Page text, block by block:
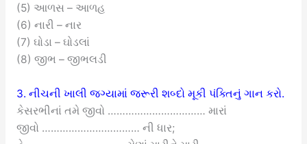
(5) આળસ – આળહ
(6) નારી – નાર
(7) ઘોડા – ઘોડલાં
(8) જીભ – જીભલડી
3. નીચની ખાલી જગ્યામાં જરૂરી શબ્દો મૂકી પંક્તિનું ગાન કરો.
કેસરભીનાં તમે જીવો …………………………… મારાં
જીવો …………………………… ની ધાર;